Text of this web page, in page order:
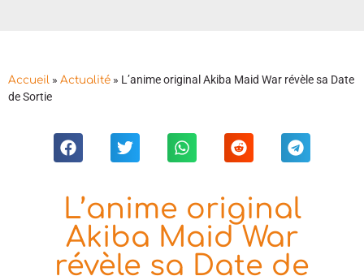
Accueil » Actualité » L’anime original Akiba Maid War révèle sa Date
de Sortie
L’anime original
Akiba Maid War
révèle sa Date de